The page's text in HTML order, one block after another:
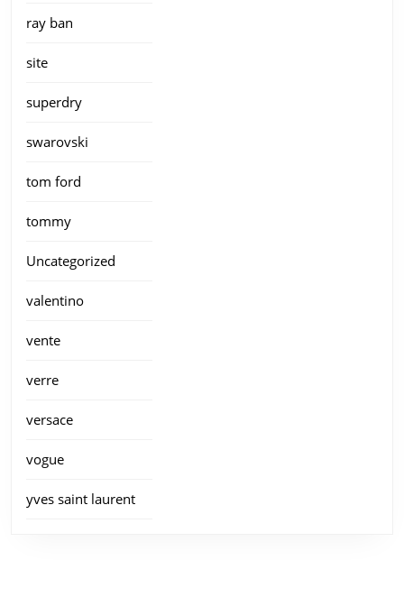
ray ban
site
superdry
swarovski
tom ford
tommy
Uncategorized
valentino
vente
verre
versace
vogue
yves saint laurent